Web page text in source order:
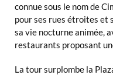
connue sous le nom de
pour ses rues étroites et
sa vie nocturne animée,
restaurants proposant
La tour surplombe la